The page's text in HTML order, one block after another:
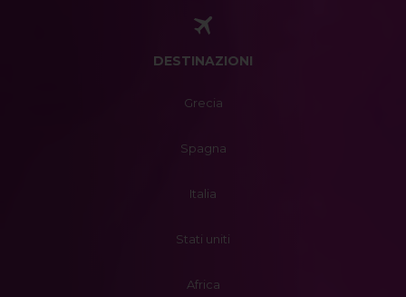
DESTINAZIONI
Grecia
Spagna
Italia
Stati uniti
Africa